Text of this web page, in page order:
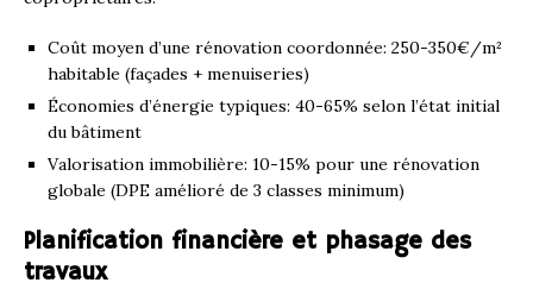
Coût moyen d’une rénovation coordonnée: 250-350€/m²
habitable (façades + menuiseries)
Économies d’énergie typiques: 40-65% selon l’état initial
du bâtiment
Valorisation immobilière: 10-15% pour une rénovation
globale (DPE amélioré de 3 classes minimum)
Planification financière et phasage des
travaux